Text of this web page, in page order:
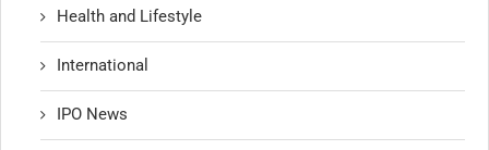
Health and Lifestyle
International
IPO News